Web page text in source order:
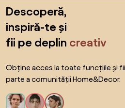
Descoperă,
inspiră-te și
fii pe deplin creativ
Obține acces la toate funcțiile și fii
parte a comunității Home&Decor.